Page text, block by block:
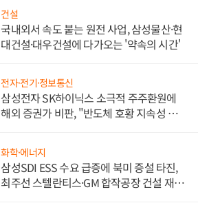
건설
국내외서 속도 붙는 원전 사업, 삼성물산·현
대건설·대우건설에 다가오는 '약속의 시간'
전자·전기·정보통신
삼성전자 SK하이닉스 소극적 주주환원에
해외 증권가 비판, "반도체 호황 지속성 의
화학·에너지
삼성SDI ESS 수요 급증에 북미 증설 타진,
최주선 스텔란티스·GM 합작공장 건설 재추